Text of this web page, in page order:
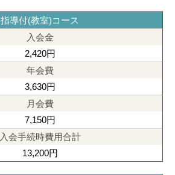
指導付(教室)コース
2,420円
3,630円
7,150円
13,200円